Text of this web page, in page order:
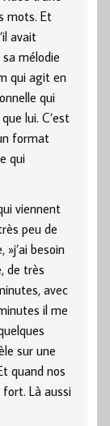
mots. Et
avait
mélodie
qui agit en
qui
lui. C’est
format
qui
viennent
peu de
besoin
de très
avec
il me
sur une
quand nos
Là aussi